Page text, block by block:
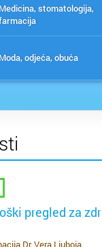
Medicina, stomatologija,
Moda, odjeća, obuća
pregled za
Dr. Vera Ljuboja